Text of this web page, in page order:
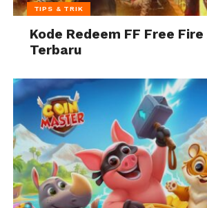
TIPS & TRIK
Kode Redeem FF Free
Terbaru